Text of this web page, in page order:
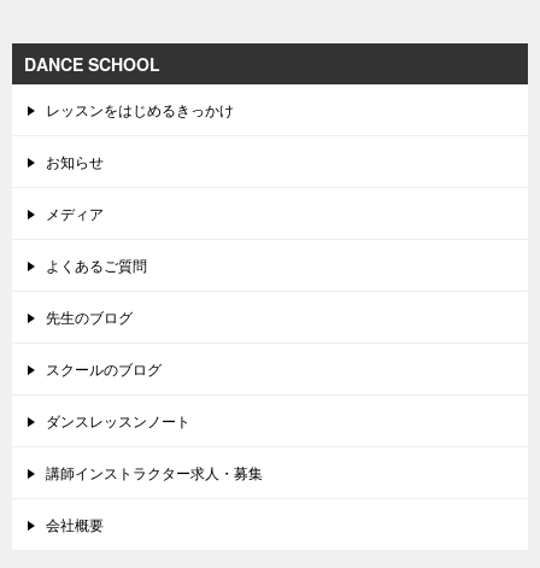
DANCE SCHOOL
レッスンをはじめるきっかけ
お知らせ
メディア
よくあるご質問
先生のブログ
スクールのブログ
ダンスレッスンノート
講師インストラクター求人・募集
会社概要